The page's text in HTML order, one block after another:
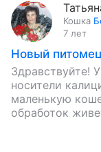
Кошка
7 лет
Новый
Здравствуйте!
носители
маленькую
обработок